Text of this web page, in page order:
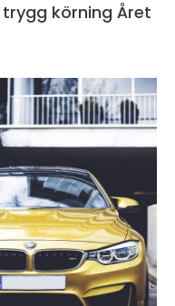
körning Året